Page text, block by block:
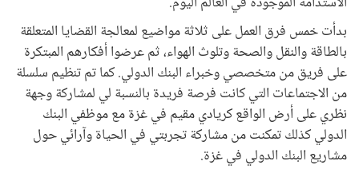
بدأت خمس فرق العمل على ثلاثة مواضيع لمعالجة القضايا المتعلقة
بالطاقة والنقل والصحة وتلوث الهواء، ثم عرضوا أفكارهم المبتكرة
على فريق من متخصصي وخبراء البنك الدولي. كما تم تنظيم سلسلة
من الاجتماعات التي كانت فرصة فريدة بالنسبة لي لمشاركة وجهة
نظري على أرض الواقع كريادي مقيم في غزة مع موظفي البنك
الدولي كذلك تمكنت من مشاركة تجربتي في الحياة وآرائي حول
مشاريع البنك الدولي في غزة.